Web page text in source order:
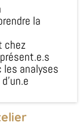
la
chez
les analyses